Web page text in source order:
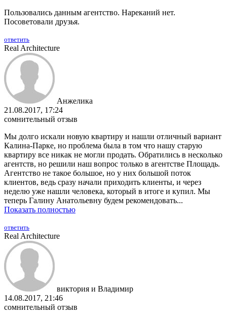
Пользовались данным агентство. Нареканий нет.
Посоветовали друзья.
ответить
Real Architecture
Анжелика
21.08.2017, 17:24
сомнительный отзыв
Мы долго искали новую квартиру и нашли отличный вариант
Калина-Парке, но проблема была в том что нашу старую
квартиру все никак не могли продать. Обратились в несколько
агентств, но решили наш вопрос только в агентстве Площадь.
Агентство не такое большое, но у них большой поток
клиентов, ведь сразу начали приходить клиенты, и через
неделю уже нашли человека, который в итоге и купил. Мы
теперь Галину Анатольевну будем рекомендовать...
Показать полностью
ответить
Real Architecture
виктория и Владимир
14.08.2017, 21:46
сомнительный отзыв